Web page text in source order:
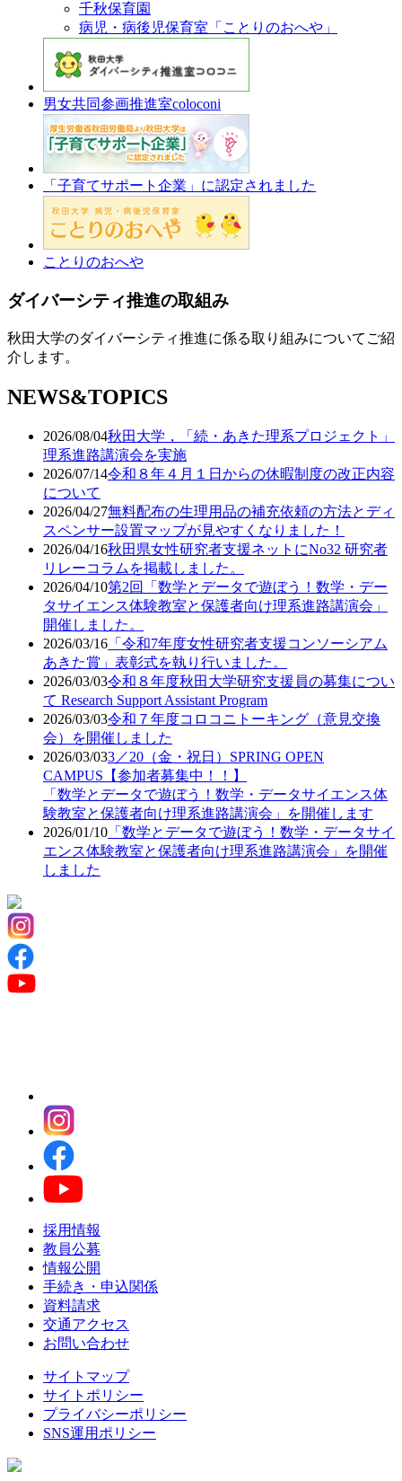
千秋保育園
病児・病後児保育室「ことりのおへや」
男女共同参画推進室coloconi
「子育てサポート企業」に認定されました
ことりのおへや
ダイバーシティ推進の取組み
秋田大学のダイバーシティ推進に係る取り組みについてご紹
介します。
NEWS&TOPICS
2026/08/04秋田大学，「続・あきた理系プロジェクト」
理系進路講演会を実施
2026/07/14令和８年４月１日からの休暇制度の改正内容
について
2026/04/27無料配布の生理用品の補充依頼の方法とディ
スペンサー設置マップが見やすくなりました！
2026/04/16秋田県女性研究者支援ネットにNo32 研究者
リレーコラムを掲載しました。
2026/04/10第2回「数学とデータで遊ぼう！数学・デー
タサイエンス体験教室と保護者向け理系進路講演会」
開催しました。
2026/03/16 「令和7年度女性研究者支援コンソーシアム
あきた賞」表彰式を執り行いました。
2026/03/03令和８年度秋田大学研究支援員の募集につい
て Research Support Assistant Program
2026/03/03令和７年度コロコニトーキング（意見交換
会）を開催しました
2026/03/033／20（金・祝日）SPRING OPEN
CAMPUS【参加者募集中！！】
「数学とデータで遊ぼう！数学・データサイエンス体
験教室と保護者向け理系進路講演会」を開催します
2026/01/10 「数学とデータで遊ぼう！数学・データサイ
エンス体験教室と保護者向け理系進路講演会」を開催
しました
採用情報
教員公募
情報公開
手続き・申込関係
資料請求
交通アクセス
お問い合わせ
サイトマップ
サイトポリシー
プライバシーポリシー
SNS運用ポリシー